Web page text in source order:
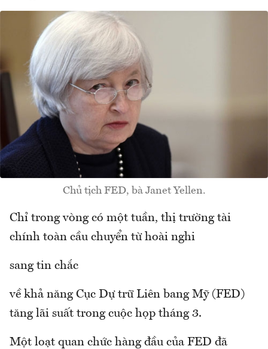
Chủ tịch FED, bà Janet Yellen.
Chỉ trong vòng có một tuần, thị trường tài
chính toàn cầu chuyển từ hoài nghi
sang tin chắc
về khả năng Cục Dự trữ Liên bang Mỹ (FED)
tăng lãi suất trong cuộc họp tháng 3.
Một loạt quan chức hàng đầu của FED đã